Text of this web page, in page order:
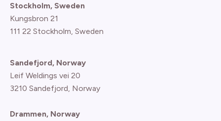
Stockholm, Sweden
Kungsbron 21
111 22 Stockholm, Sweden
Sandefjord, Norway
Leif Weldings vei 20
3210 Sandefjord, Norway
Drammen, Norway